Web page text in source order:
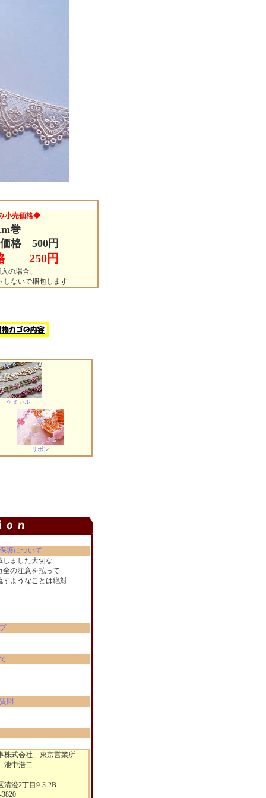
小売価格◆
巻
格 500円
250円
の場合、
しないで梱包します
ケミカル
リボン
護について
しました大切な
全の注意を払って
すようなことは絶対
問
式会社 東京営業所
中浩二
澄2丁目9-3-2B